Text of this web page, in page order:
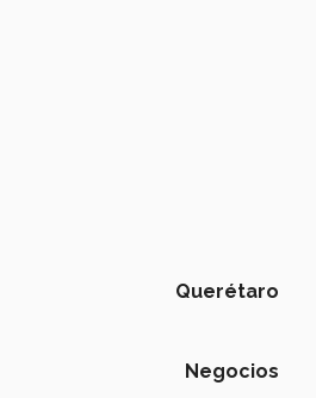
Querétaro
Negocios